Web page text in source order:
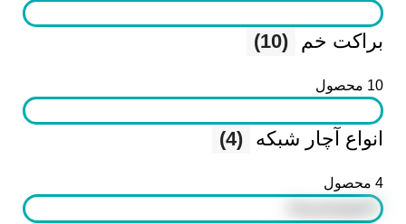
براکت خم (10)
10 محصول
انواع آچار شبکه (4)
4 محصول